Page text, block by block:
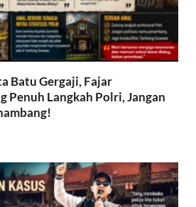
Batu Gergaji, Fajar
Penuh Langkah Polri, Jangan